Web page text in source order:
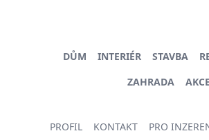
DŮM INTERIÉR STAVBA
ZAHRADA
AKCE
PROFIL KONTAKT PRO